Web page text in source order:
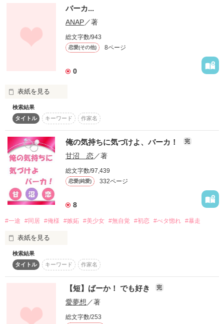
少しでも共感して
くれると嬉しいです(^^)
感想などお願いします☆
作品を読む
since-8月26日
泣いて喜びます(´;ω;｀)笑
作品を読む
だけど、前の男っぽいうえに不清潔な女子、
かすみが気になりはじめた。
この全ての始まりは、
登校初日のあるできごと・・・
バーカ...
ANAP／著
総文字数/943
恋愛(その他) 8ページ
0
表紙を見る
バーカ...
気付けよ...
作品を読む
検索結果
タイトル
キーワード 作家名
俺の気持ちに気づけよ、バーカ！ 完
甘沼 恋／著
総文字数/97,439
恋愛(純愛) 332ページ
8
#一途 #同居 #俺様 #嫉妬 #美少女 #無自覚 #初恋 #べタ惚れ #暴走
表紙を見る
好きな女の子の家に
土日だけお泊りしている桜牙。
双子怪獣に恋の邪魔をされ
璃奈に嫌われるのも怖くて
検索結果
タイトル
キーワード 作家名
【短】ばーか！ でも好き 完
愛夢想 ／著
総文字数/253